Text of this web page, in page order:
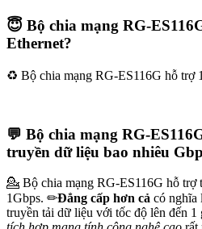
😇 Bộ chia mạng RG-
Ethernet?
♻️ Bộ chia mạng RG-ES116G hỗ trợ
️💬 Bộ chia mạng RG-
truyền dữ liệu bao nhiêu
💁 Bộ chia mạng RG-ES116G hỗ trợ
1Gbps. ✏Đẳng cấp hơn cả có nghĩa
truyền tải dữ liệu với tốc độ lên đến 1